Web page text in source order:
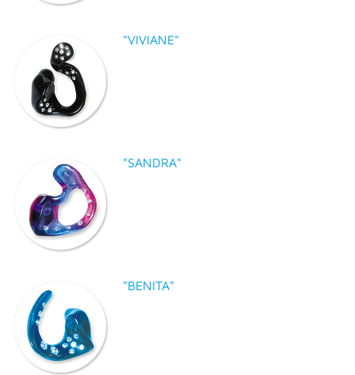
"VIVIANE"
"SANDRA"
"BENITA"